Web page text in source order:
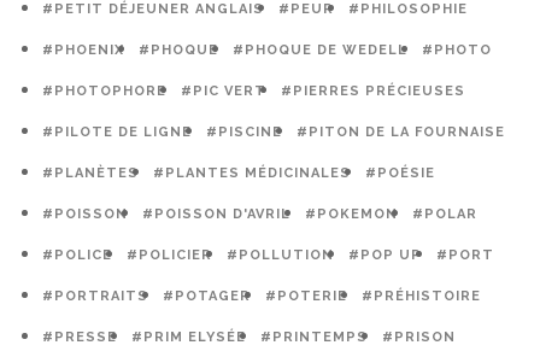
#PETIT DÉJEUNER ANGLAIS #PEUR #PHILOSOPHIE
#PHOENIX #PHOQUE #PHOQUE DE WEDELL #PHOTO
#PHOTOPHORE #PIC VERT #PIERRES PRÉCIEUSES
#PILOTE DE LIGNE #PISCINE #PITON DE LA FOURNAISE
#PLANÈTES #PLANTES MÉDICINALES #POÉSIE
#POISSON #POISSON D'AVRIL #POKEMON #POLAR
#POLICE #POLICIER #POLLUTION #POP UP #PORT
#PORTRAITS #POTAGER #POTERIE #PRÉHISTOIRE
#PRESSE #PRIM ELYSÉE #PRINTEMPS #PRISON